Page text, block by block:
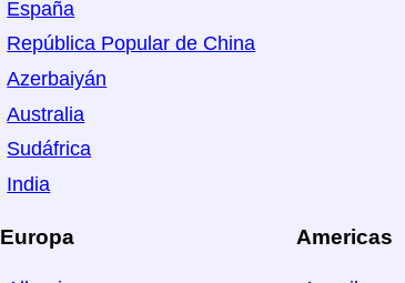
España
República Popular de China
Azerbaiyán
Australia
Sudáfrica
India
Europa Americas